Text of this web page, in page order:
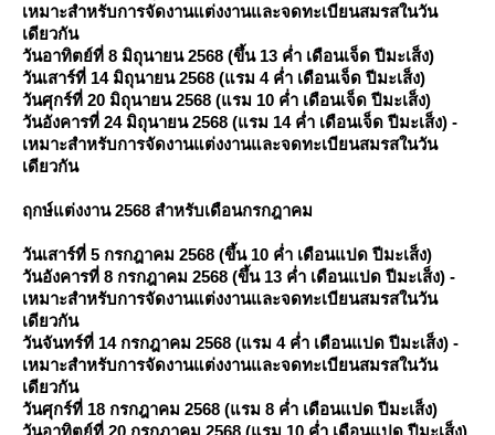
เหมาะสำหรับการจัดงานแต่งงานและจดทะเบียนสมรสในวัน
เดียวกัน
วันอาทิตย์ที่ 8 มิถุนายน 2568 (ขึ้น 13 ค่ำ เดือนเจ็ด ปีมะเส็ง)
วันเสาร์ที่ 14 มิถุนายน 2568 (แรม 4 ค่ำ เดือนเจ็ด ปีมะเส็ง)
วันศุกร์ที่ 20 มิถุนายน 2568 (แรม 10 ค่ำ เดือนเจ็ด ปีมะเส็ง)
วันอังคารที่ 24 มิถุนายน 2568 (แรม 14 ค่ำ เดือนเจ็ด ปีมะเส็ง) -
เหมาะสำหรับการจัดงานแต่งงานและจดทะเบียนสมรสในวัน
เดียวกัน
ฤกษ์แต่งงาน 2568 สำหรับเดือนกรกฎาคม
วันเสาร์ที่ 5 กรกฎาคม 2568 (ขึ้น 10 ค่ำ เดือนแปด ปีมะเส็ง)
วันอังคารที่ 8 กรกฎาคม 2568 (ขึ้น 13 ค่ำ เดือนแปด ปีมะเส็ง) -
เหมาะสำหรับการจัดงานแต่งงานและจดทะเบียนสมรสในวัน
เดียวกัน
วันจันทร์ที่ 14 กรกฎาคม 2568 (แรม 4 ค่ำ เดือนแปด ปีมะเส็ง) -
เหมาะสำหรับการจัดงานแต่งงานและจดทะเบียนสมรสในวัน
เดียวกัน
วันศุกร์ที่ 18 กรกฎาคม 2568 (แรม 8 ค่ำ เดือนแปด ปีมะเส็ง)
วันอาทิตย์ที่ 20 กรกฎาคม 2568 (แรม 10 ค่ำ เดือนแปด ปีมะเส็ง)